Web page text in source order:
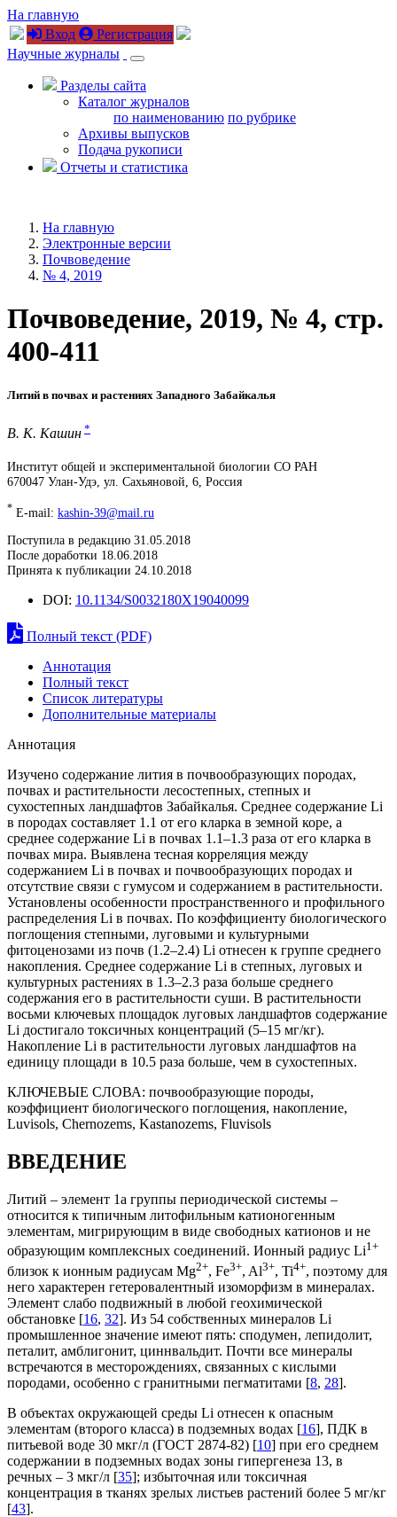
На главную
Вход
Регистрация
Научные журналы
Разделы сайта
Каталог журналов
по наименованию по рубрике
Архивы выпусков
Подача рукописи
Отчеты и статистика
На главную
Электронные версии
Почвоведение
№ 4, 2019
Почвоведение, 2019, № 4, стр.
400-411
Литий в почвах и растениях Западного Забайкалья
В. К. Кашин *
Институт общей и экспериментальной биологии СО РАН
670047 Улан-Удэ, ул. Сахьяновой, 6, Россия
* E-mail: kashin-39@mail.ru
Поступила в редакцию 31.05.2018
После доработки 18.06.2018
Принята к публикации 24.10.2018
DOI: 10.1134/S0032180X19040099
Полный текст (PDF)
Аннотация
Полный текст
Список литературы
Дополнительные материалы
Аннотация
Изучено содержание лития в почвообразующих породах,
почвах и растительности лесостепных, степных и
сухостепных ландшафтов Забайкалья. Среднее содержание Li
в породах составляет 1.1 от его кларка в земной коре, а
среднее содержание Li в почвах 1.1–1.3 раза от его кларка в
почвах мира. Выявлена тесная корреляция между
содержанием Li в почвах и почвообразующих породах и
отсутствие связи с гумусом и содержанием в растительности.
Установлены особенности пространственного и профильного
распределения Li в почвах. По коэффициенту биологического
поглощения степными, луговыми и культурными
фитоценозами из почв (1.2–2.4) Li отнесен к группе среднего
накопления. Среднее содержание Li в степных, луговых и
культурных растениях в 1.3–2.3 раза больше среднего
содержания его в растительности суши. В растительности
восьми ключевых площадок луговых ландшафтов содержание
Li достигало токсичных концентраций (5–15 мг/кг).
Накопление Li в растительности луговых ландшафтов на
единицу площади в 10.5 раза больше, чем в сухостепных.
КЛЮЧЕВЫЕ СЛОВА: почвообразующие породы,
коэффициент биологического поглощения, накопление,
Luvisols, Chernozems, Kastanozems, Fluvisols
ВВЕДЕНИЕ
Литий – элемент 1а группы периодической системы –
относится к типичным литофильным катионогенным
элементам, мигрирующим в виде свободных катионов и не
образующим комплексных соединений. Ионный радиус Li1+
близок к ионным радиусам Mg2+, Fe3+, Al3+, Ti4+, поэтому для
него характерен гетеровалентный изоморфизм в минералах.
Элемент слабо подвижный в любой геохимической
обстановке [16, 32]. Из 54 собственных минералов Li
промышленное значение имеют пять: сподумен, лепидолит,
петалит, амблигонит, циннвальдит. Почти все минералы
встречаются в месторождениях, связанных с кислыми
породами, особенно с гранитными пегматитами [8, 28].
В объектах окружающей среды Li отнесен к опасным
элементам (второго класса) в подземных водах [16], ПДК в
питьевой воде 30 мкг/л (ГОСТ 2874-82) [10] при его среднем
содержании в подземных водах зоны гипергенеза 13, в
речных – 3 мкг/л [35]; избыточная или токсичная
концентрация в тканях зрелых листьев растений более 5 мг/кг
[43].